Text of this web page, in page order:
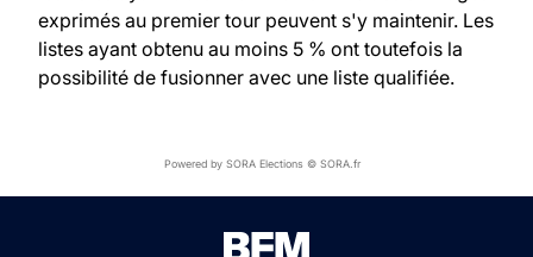
exprimés au premier tour peuvent s'y maintenir. Les
listes ayant obtenu au moins 5 % ont toutefois la
possibilité de fusionner avec une liste qualifiée.
Powered by SORA Elections © SORA.fr